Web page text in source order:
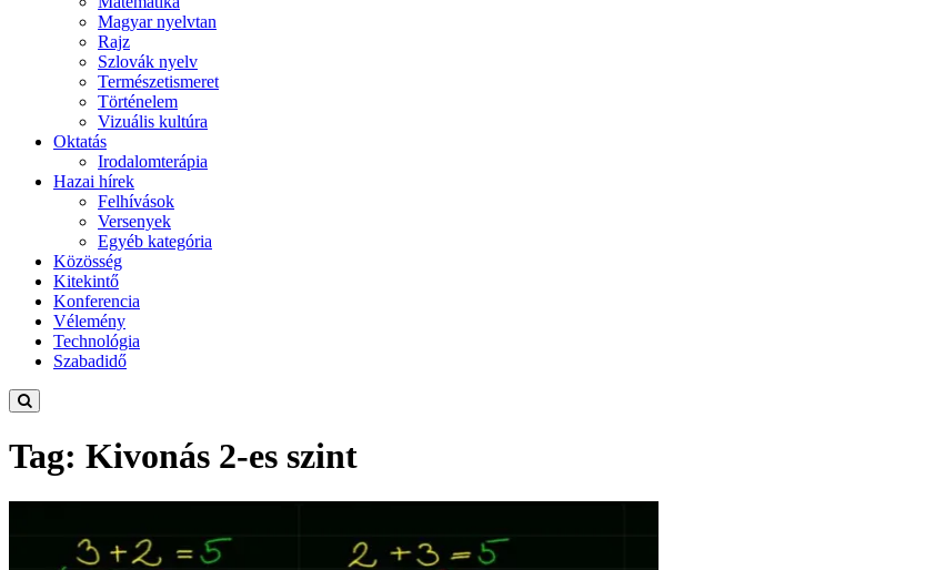
Magyar nyelvtan
Rajz
Szlovák nyelv
Természetismeret
Történelem
Vizuális kultúra
Oktatás
Irodalomterápia
Hazai hírek
Felhívások
Versenyek
Egyéb kategória
Közösség
Kitekintő
Konferencia
Vélemény
Technológia
Szabadidő
Tag: Kivonás 2-es szint